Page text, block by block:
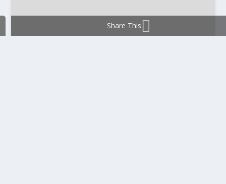
Share This